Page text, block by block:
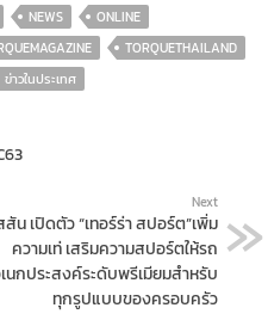
NEWS
ONLINE
TORQUETHAILAND
ข่าวในประเทศ
Next
น เปิดตัว “เทอร์ร่า สปอร์ต”เพิ่ม
ความเท่ เสริมความสปอร์ตให้รถ
นกประสงค์ระดับพรีเมียมสำหรับ
ทุกรูปแบบของครอบครัว